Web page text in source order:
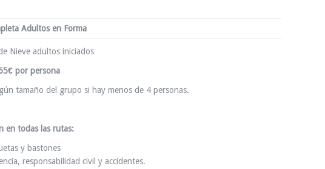
Adultos en Forma
Nieve adultos iniciados
por persona
tamaño del grupo si hay menos de 4 personas.
en todas las rutas:
y bastones
responsabilidad civil y accidentes.